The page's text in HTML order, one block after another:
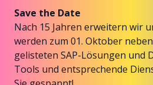
Save the Date
Nach 15 Jahren erweitern wir
werden zum 01. Oktober
gelisteten SAP-Lösungen und
Tools und entsprechende